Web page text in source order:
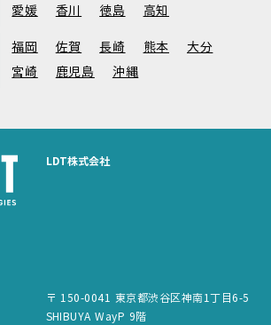
愛媛 香川 徳島 高知
福岡 佐賀 長崎 熊本
大分
宮崎
鹿児島 沖縄
LDT株式会社
〒 150-0041 東京都渋谷区神南1丁目6-5
SHIBUYA WayP 9階